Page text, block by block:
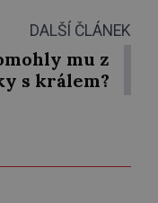
DALŠÍ ČLÁNEK
mu z
s králem?